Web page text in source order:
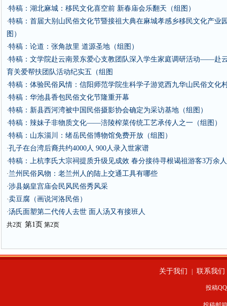
·特稿：湖北麻城：移民文化喜空前 新春庙会乐翻天（组图）
·特稿：首届大别山民俗文化节暨接祖大典在麻城孝感乡移民文化产业
图）
·特稿：论道：张角故里 道源圣地（组图）
·特稿：文学院赴云南景东爱心支教团队深入学生家庭调研活动——赴
育关爱帮扶团队活动纪实五（组图
·特稿：体验民俗风情：信阳师范学院生科学子游览西九华山民俗文化
·特稿：华池县香包民俗文化节隆重开幕
·特稿：新县西河湾被中国民俗摄影协会确定为采访基地（组图）
·特稿：辣妹子非物质文化——涪陵榨菜传统工艺承传人之一（组图）
·特稿：山东淄川：绪岳民俗博物馆免费开放（组图）
·孔子在台湾后裔共约4000人 900人录入世家谱
·特稿：上杭李氏大宗祠提质升级见成效 春分接待寻根谒祖游客3万余
·兰州民俗风物：老兰州人的陆上交通工具有哪些
·涉县娲皇宫庙会民风民俗秀风采
·卖豆腐（画说河洛民俗）
·汤氏面塑第二代传人去世 面人汤又有接班人
共2页 第1页 第2页
关于我们 联系我们
投稿